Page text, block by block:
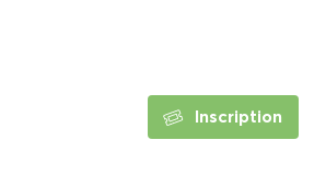
Inscription